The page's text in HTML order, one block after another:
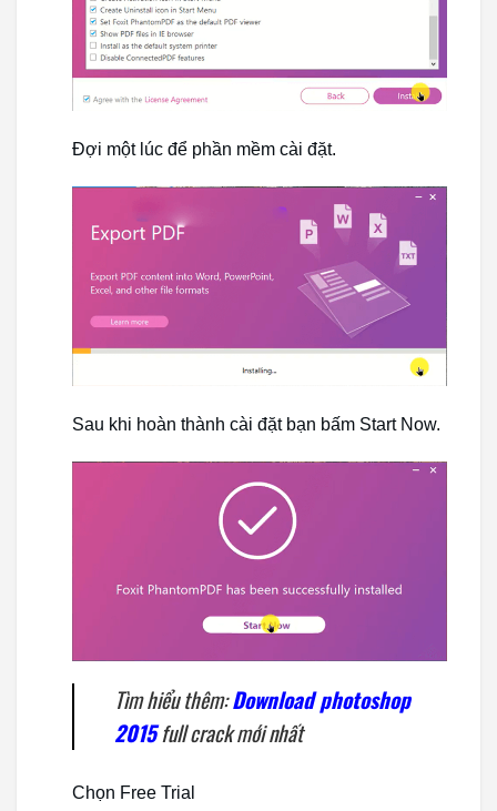
Đợi một lúc để phần mềm cài đặt.
Sau khi hoàn thành cài đặt bạn bấm Start Now.
Tìm hiểu thêm:Download photoshop
2015full crack mới nhất
Chọn Free Trial